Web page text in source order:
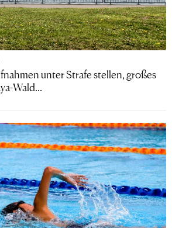
unter Strafe stellen, großes
Wald...